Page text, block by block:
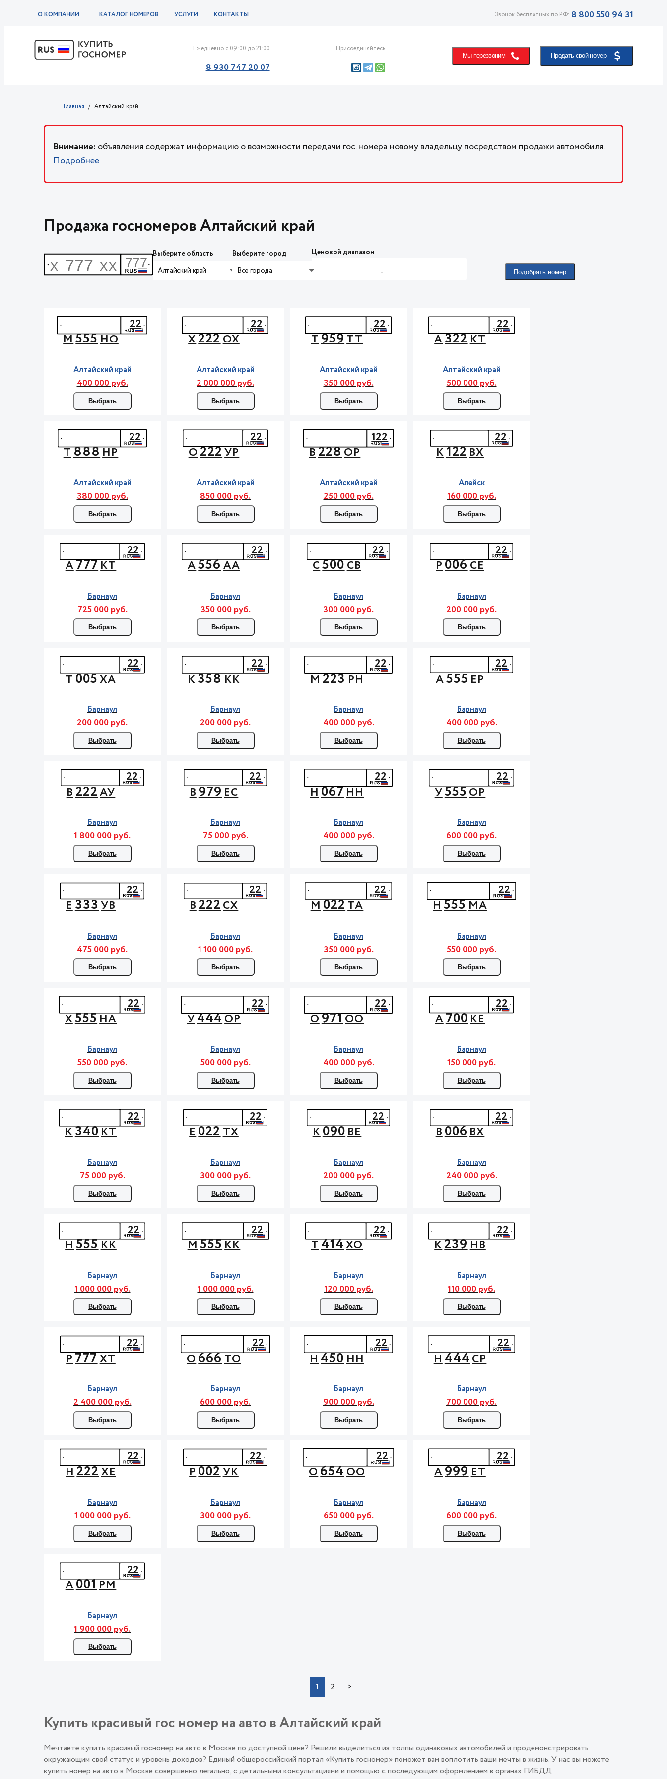
О КОМПАНИИ КАТАЛОГ НОМЕРОВ УСЛУГИ КОНТАКТЫ Звонок бесплатных по РФ: 8 800 550 94 31
Ежедневно с 09:00 до 21:00
8 930 747 20 07
Присоединяйтесь
Мы перезвоним Продать свой номер
Главная Алтайский край
Внимание: объявления содержат информацию о возможности передачи гос. номера новому владельцу посредством продажи автомобиля.
Подробнее
Продажа госномеров Алтайский край
Выберите область
Алтайский край
Выберите город
Все города
Ценовой диапазон
- Подобрать номер
М555НО
22
Алтайский край
400 000 руб.
Выбрать
Х222ОХ
22
Алтайский край
2 000 000 руб.
Выбрать
Т959ТТ
22
Алтайский край
350 000 руб.
Выбрать
А322КТ
22
Алтайский край
500 000 руб.
Выбрать
Т888НР
22
Алтайский край
380 000 руб.
Выбрать
О222УР
22
Алтайский край
850 000 руб.
Выбрать
В228ОР
122
Алтайский край
250 000 руб.
Выбрать
К122ВХ
22
Алейск
160 000 руб.
Выбрать
А777КТ
22
Барнаул
725 000 руб.
Выбрать
А556АА
22
Барнаул
350 000 руб.
Выбрать
С500СВ
22
Барнаул
300 000 руб.
Выбрать
Р006СЕ
22
Барнаул
200 000 руб.
Выбрать
Т005ХА
22
Барнаул
200 000 руб.
Выбрать
К358КК
22
Барнаул
200 000 руб.
Выбрать
М223РН
22
Барнаул
400 000 руб.
Выбрать
А555ЕР
22
Барнаул
400 000 руб.
Выбрать
В222АУ
22
Барнаул
1 800 000 руб.
Выбрать
В979ЕС
22
Барнаул
75 000 руб.
Выбрать
Н067НН
22
Барнаул
400 000 руб.
Выбрать
У555ОР
22
Барнаул
600 000 руб.
Выбрать
Е333УВ
22
Барнаул
475 000 руб.
Выбрать
В222СХ
22
Барнаул
1 100 000 руб.
Выбрать
М022ТА
22
Барнаул
350 000 руб.
Выбрать
Н555МА
22
Барнаул
550 000 руб.
Выбрать
Х555НА
22
Барнаул
550 000 руб.
Выбрать
У444ОР
22
Барнаул
500 000 руб.
Выбрать
О971ОО
22
Барнаул
400 000 руб.
Выбрать
А700КЕ
22
Барнаул
150 000 руб.
Выбрать
К340КТ
22
Барнаул
75 000 руб.
Выбрать
Е022ТХ
22
Барнаул
300 000 руб.
Выбрать
К090ВЕ
22
Барнаул
200 000 руб.
Выбрать
В006ВХ
22
Барнаул
240 000 руб.
Выбрать
Н555КК
22
Барнаул
1 000 000 руб.
Выбрать
М555КК
22
Барнаул
1 000 000 руб.
Выбрать
Т414ХО
22
Барнаул
120 000 руб.
Выбрать
К239НВ
22
Барнаул
110 000 руб.
Выбрать
Р777ХТ
22
Барнаул
2 400 000 руб.
Выбрать
О666ТО
22
Барнаул
600 000 руб.
Выбрать
Н450НН
22
Барнаул
900 000 руб.
Выбрать
Н444СР
22
Барнаул
700 000 руб.
Выбрать
Н222ХЕ
22
Барнаул
1 000 000 руб.
Выбрать
Р002УК
22
Барнаул
300 000 руб.
Выбрать
О654ОО
22
Барнаул
650 000 руб.
Выбрать
А999ЕТ
22
Барнаул
600 000 руб.
Выбрать
А001РМ
22
Барнаул
1 900 000 руб.
Выбрать
1 2 >
Купить красивый гос номер на авто в Алтайский край
Мечтаете купить красивый госномер на авто в Москве по доступной цене? Решили выделиться из толпы одинаковых автомобилей и продемонстрировать
окружающим свой статус и уровень доходов? Единый общероссийский портал «Купить госномер» поможет вам воплотить ваши мечты в жизнь. У нас вы можете
купить номер на авто в Москве совершенно легально, с детальными консультациями и помощью с последующим оформлением в органах ГИБДД.